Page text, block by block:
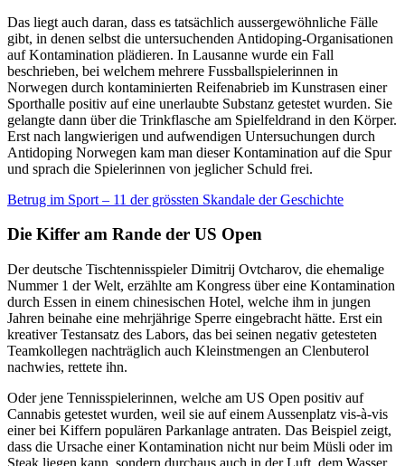
Das liegt auch daran, dass es tatsächlich aussergewöhnliche Fälle
gibt, in denen selbst die untersuchenden Antidoping-Organisationen
auf Kontamination plädieren. In Lausanne wurde ein Fall
beschrieben, bei welchem mehrere Fussballspielerinnen in
Norwegen durch kontaminierten Reifenabrieb im Kunstrasen einer
Sporthalle positiv auf eine unerlaubte Substanz getestet wurden. Sie
gelangte dann über die Trinkflasche am Spielfeldrand in den Körper.
Erst nach langwierigen und aufwendigen Untersuchungen durch
Antidoping Norwegen kam man dieser Kontamination auf die Spur
und sprach die Spielerinnen von jeglicher Schuld frei.
Betrug im Sport – 11 der grössten Skandale der Geschichte
Die Kiffer am Rande der US Open
Der deutsche Tischtennisspieler Dimitrij Ovtcharov, die ehemalige
Nummer 1 der Welt, erzählte am Kongress über eine Kontamination
durch Essen in einem chinesischen Hotel, welche ihm in jungen
Jahren beinahe eine mehrjährige Sperre eingebracht hätte. Erst ein
kreativer Testansatz des Labors, das bei seinen negativ getesteten
Teamkollegen nachträglich auch Kleinstmengen an Clenbuterol
nachwies, rettete ihn.
Oder jene Tennisspielerinnen, welche am US Open positiv auf
Cannabis getestet wurden, weil sie auf einem Aussenplatz vis-à-vis
einer bei Kiffern populären Parkanlage antraten. Das Beispiel zeigt,
dass die Ursache einer Kontamination nicht nur beim Müsli oder im
Steak liegen kann, sondern durchaus auch in der Luft, dem Wasser